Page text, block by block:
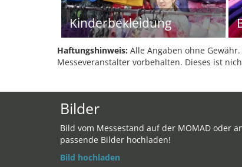
Kinderbekleidung
Haftungshinweis: Alle Angaben ohne
Messeveranstalter vorbehalten. Dieses ist
Bilder
Bild vom Messestand auf der MOMAD oder
passende Bilder hochladen!
Bild hochladen